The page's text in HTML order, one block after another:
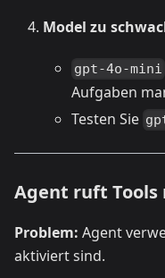
Model zu
gpt-4o-mini
Aufgaben
Testen Sie
Agent ruft Tools
Problem: Agent
aktiviert sind.